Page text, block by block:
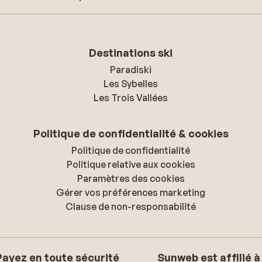
Destinations ski
Paradiski
Les Sybelles
Les Trois Vallées
Politique de confidentialité & cookies
Politique de confidentialité
Politique relative aux cookies
Paramètres des cookies
Gérer vos préférences marketing
Clause de non-responsabilité
en toute sécurité Sunweb est affilié à